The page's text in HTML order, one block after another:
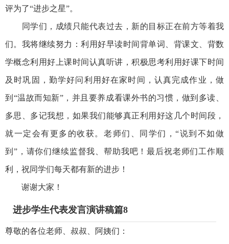
评为了“进步之星”。
同学们，成绩只能代表过去，新的目标正在前方等着我
们。我将继续努力：利用好早读时间背单词、背课文、背数
学概念利用好上课时间认真听讲，积极思考利用好课下时间
及时巩固，勤学好问利用好在家时间，认真完成作业，做
到“温故而知新”，并且要养成看课外书的习惯，做到多读、
多思、多记我想，如果我们能够真正利用好这几个时间段，
就一定会有更多的收获。老师们、同学们，“说到不如做
到”，请你们继续监督我、帮助我吧！最后祝老师们工作顺
利，祝同学们每天都有新的进步！
谢谢大家！
进步学生代表发言演讲稿篇8
尊敬的各位老师、叔叔、阿姨们：